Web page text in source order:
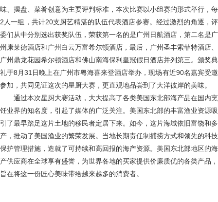
味、摆盘、菜肴创意为主要评判标准，本次比赛以小组赛的形式举行，每
2人一组，共计20支厨艺精湛的队伍代表酒店参赛。经过激烈的角逐，评
委们从中分别选出获奖队伍，荣获第一名的是广州日航酒店，第二名是广
州康莱德酒店和广州白云万富希尔顿酒店，最后，广州圣丰索菲特酒店、
广州鼎龙花园希尔顿酒店和佛山南海保利皇冠假日酒店并列第三。颁奖典
礼于8月31日晚上在广州市粤海喜来登酒店举办，现场有近90名嘉宾受邀
参加，共同见证这次的星厨大赛，更直观地品尝到了大洋彼岸的美味。
通过本次星厨大赛活动，大大提高了各类美国东北部海产品在国内烹
饪业界的知名度，引起了媒体的广泛关注。美国东北部的丰富渔业资源吸
引了最早踏足这片土地的移民者定居下来。如今，这片海域依旧富饶和多
产，推动了美国渔业的繁荣发展。当地长期责任制捕捞方式和领先的科技
保护管理措施，造就了可持续和高回报的海产资源。美国东北部地区的海
产供应商在全球享有盛誉，为世界各地的买家提供价廉质优的各类产品，
旨在将这一份匠心美味带给越来越多的消费者。